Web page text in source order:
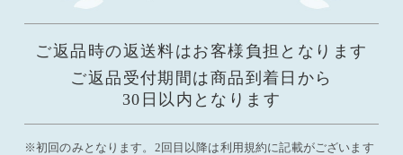
ご返品時の返送料はお客様負担となります
ご返品受付期間は商品到着日から
30日以内となります
※初回のみとなります。2回目以降は利用規約に記載がございます